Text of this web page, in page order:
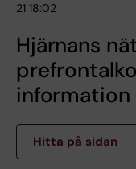
21 18:02
Hjärnans
information
Hitta på sidan